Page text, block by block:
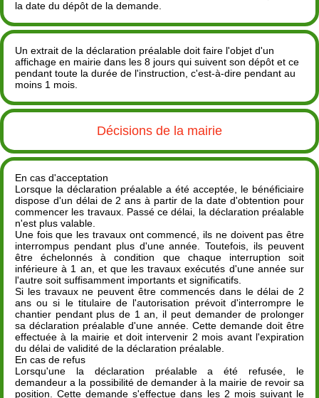
la date du dépôt de la demande.
Un extrait de la déclaration préalable doit faire l'objet d'un
affichage en mairie dans les 8 jours qui suivent son dépôt et ce
pendant toute la durée de l'instruction, c'est-à-dire pendant au
moins 1 mois.
Décisions de la mairie
En cas d'acceptation
Lorsque la déclaration préalable a été acceptée, le bénéficiaire
dispose d'un délai de 2 ans à partir de la date d'obtention pour
commencer les travaux. Passé ce délai, la déclaration préalable
n'est plus valable.
Une fois que les travaux ont commencé, ils ne doivent pas être
interrompus pendant plus d'une année. Toutefois, ils peuvent
être échelonnés à condition que chaque interruption soit
inférieure à 1 an, et que les travaux exécutés d'une année sur
l'autre soit suffisamment importants et significatifs.
Si les travaux ne peuvent être commencés dans le délai de 2
ans ou si le titulaire de l'autorisation prévoit d'interrompre le
chantier pendant plus de 1 an, il peut demander de prolonger
sa déclaration préalable d'une année. Cette demande doit être
effectuée à la mairie et doit intervenir 2 mois avant l'expiration
du délai de validité de la déclaration préalable.
En cas de refus
Lorsqu'une la déclaration préalable a été refusée, le
demandeur a la possibilité de demander à la mairie de revoir sa
position. Cette demande s'effectue dans les 2 mois suivant le